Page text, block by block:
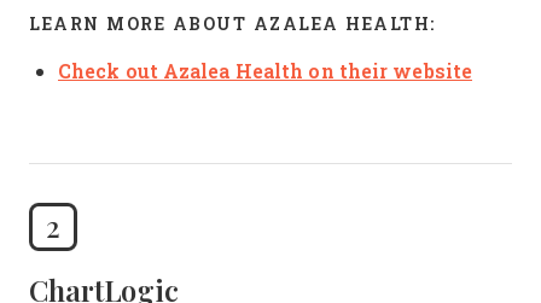
LEARN MORE ABOUT AZALEA HEALTH:
Check out Azalea Health on their website
2
ChartLogic